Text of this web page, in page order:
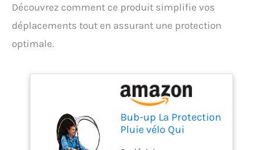
Découvrez comment ce produit simplifie vos
déplacements tout en assurant une protection
optimale.
Bub-up La Protection
Pluie vélo Qui